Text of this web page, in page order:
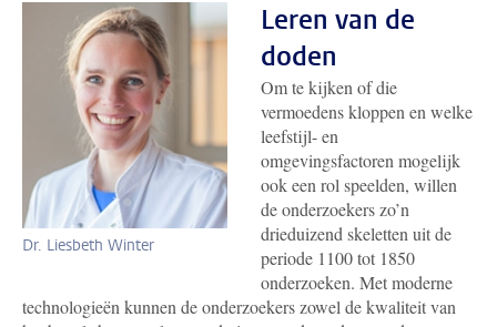
Dr. Liesbeth Winter
Leren van de
doden
Om te kijken of die
vermoedens kloppen en welke
leefstijl- en
omgevingsfactoren mogelijk
ook een rol speelden, willen
de onderzoekers zo’n
drieduizend skeletten uit de
periode 1100 tot 1850
onderzoeken. Met moderne
technologieën kunnen de onderzoekers zowel de kwaliteit van